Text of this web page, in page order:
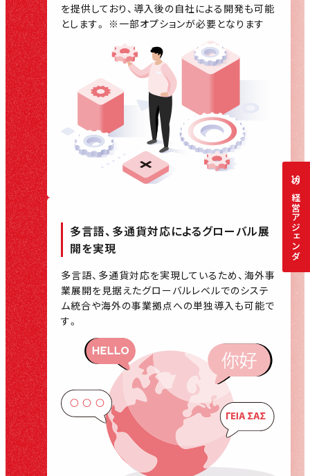
を提供しており、導入後の自社による開発も可能
とします。 ※一部オプションが必要となります
多言語、多通貨対応によるグローバル展
開を実現
多言語、多通貨対応を実現しているため、海外事
業展開を見据えたグローバルレベルでのシステ
ム統合や海外の事業拠点への単独導入も可能で
す。
10
の経営アジェンダ